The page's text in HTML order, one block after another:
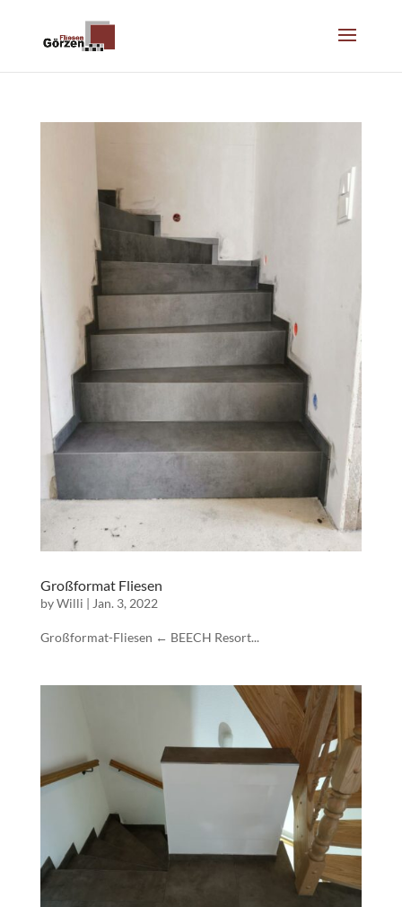
Großformat Fliesen
byWilli | Jan. 3, 2022
Großformat-Fliesen ← BEECH Resort...